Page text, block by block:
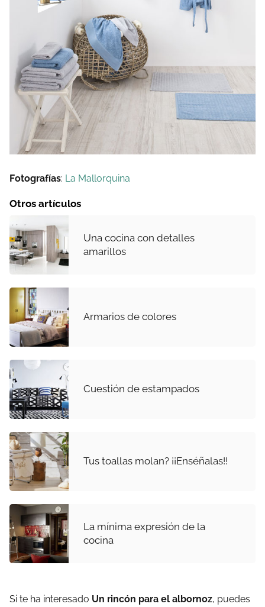
Fotografías: La Mallorquina
Otros artículos
Una cocina con detalles
amarillos
Armarios de colores
Cuestión de estampados
Tus toallas molan? ¡¡Enséñalas!!
La mínima expresión de la
cocina
Si te ha interesado Un rincón para el albornoz, puedes